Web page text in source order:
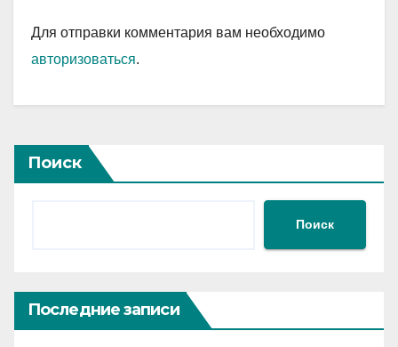
Для отправки комментария вам необходимо
авторизоваться.
Поиск
Поиск
Последние записи